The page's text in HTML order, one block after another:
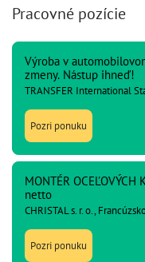
Pracovné pozície
Výroba v
zmeny. Nástup ihneď!
TRANSFER International
Pozri ponuku
MONTÉR OCEĽOVÝCH
netto
CHRISTAL s. r. o.,
Pozri ponuku